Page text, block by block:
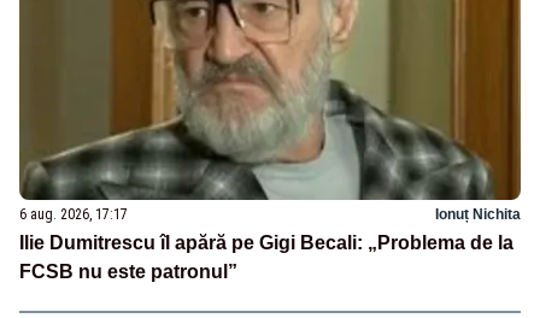
6 aug. 2026, 17:17 Ionuț Nichita
Ilie Dumitrescu îl apără pe Gigi Becali: „Problema de la
FCSB nu este patronul”